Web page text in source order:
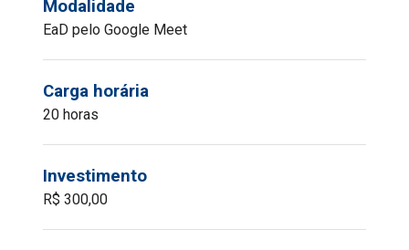
Modalidade
EaD pelo Google Meet
Carga horária
20 horas
Investimento
R$ 300,00